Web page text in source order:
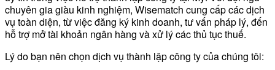
chuyên gia giàu kinh nghiệm, Wisematch cung cấp các dịch
vụ toàn diện, từ việc đăng ký kinh doanh, tư vấn pháp lý, đến
hỗ trợ mở tài khoản ngân hàng và xử lý các thủ tục thuế.
Lý do bạn nên chọn dịch vụ thành lập công ty của chúng tôi: